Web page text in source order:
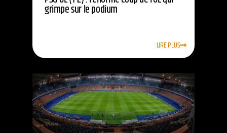
grimpe sur le podium
LIRE PLUS